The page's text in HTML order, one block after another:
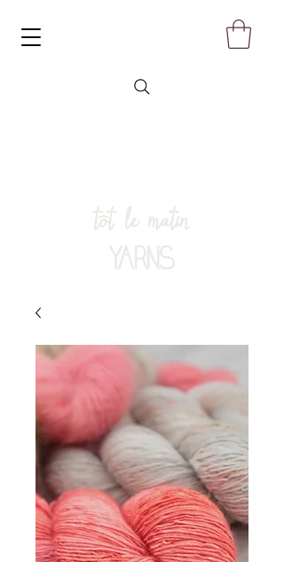
tôt le matin
YARNS